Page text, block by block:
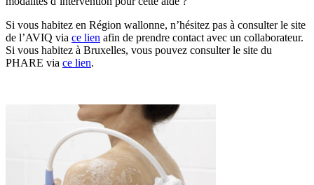
Si vous habitez en Région wallonne, n’hésitez pas à consulter le site
de l’AVIQ via ce lien afin de prendre contact avec un collaborateur.
Si vous habitez à Bruxelles, vous pouvez consulter le site du
PHARE via ce lien.